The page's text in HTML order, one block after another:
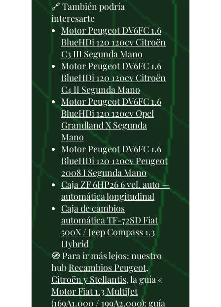
🔗 También podría
interesarte
Motor Peugeot DV6FC 1.6
BlueHDi 120 120cv Citroën
C3 III Segunda Mano
Motor Peugeot DV6FC 1.6
BlueHDi 120 120cv Citroën
C4 II Segunda Mano
Motor Peugeot DV6FC 1.6
BlueHDi 120 120cv Opel
Grandland X Segunda
Mano
Motor Peugeot DV6FC 1.6
BlueHDi 120 120cv Peugeot
2008 I Segunda Mano
Caja ZF 6HP26 6 vel. auto —
automática longitudinal
Caja de cambios
automática TF-72SD Fiat
500X / Jeep Compass 1.3
Hybrid
🧭 Para ir más lejos: nuestro
hubRecambios Peugeot,
Citroën y Stellantis, la guía «
Motor Fiat 1.3 MultiJet
(169A1.000 / 199A2.000): guía